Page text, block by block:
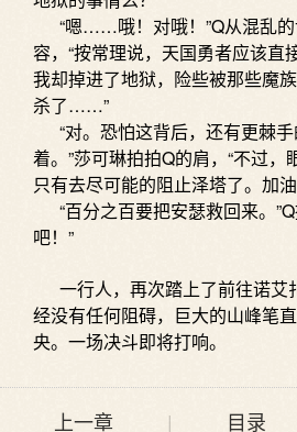
“嗯……哦！对哦！”Q从混乱的
容，“按常理说，天国勇者应该直
我却掉进了地狱，险些被那些魔
杀了……”
“对。恐怕这背后，还有更棘
着。”莎可琳拍拍Q的肩，“不过
只有去尽可能的阻止泽塔了。加
“百分之百要把安瑟救回来。”Q
吧！”
一行人，再次踏上了前往诺艾
经没有任何阻碍，巨大的山峰笔
央。一场决斗即将打响。
上一章 | 目录